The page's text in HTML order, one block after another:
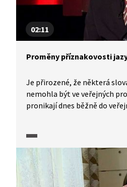
02:11
Proměny příznakovosti
Je přirozené, že některá
nemohla být ve veřejných
pronikají dnes běžně do
pro jazyk český AV ČR Martin